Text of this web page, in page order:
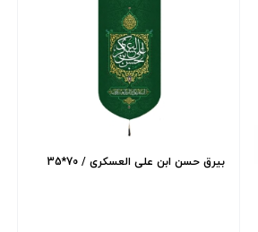
بیرق حسن ابن علی العسکری / 70*35